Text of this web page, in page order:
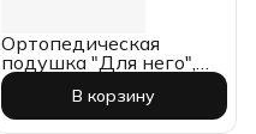
Ортопедическая
подушка "Для него",
60*40*15, с эффектом
памяти,
ИвШвейСтандарт
В корзину